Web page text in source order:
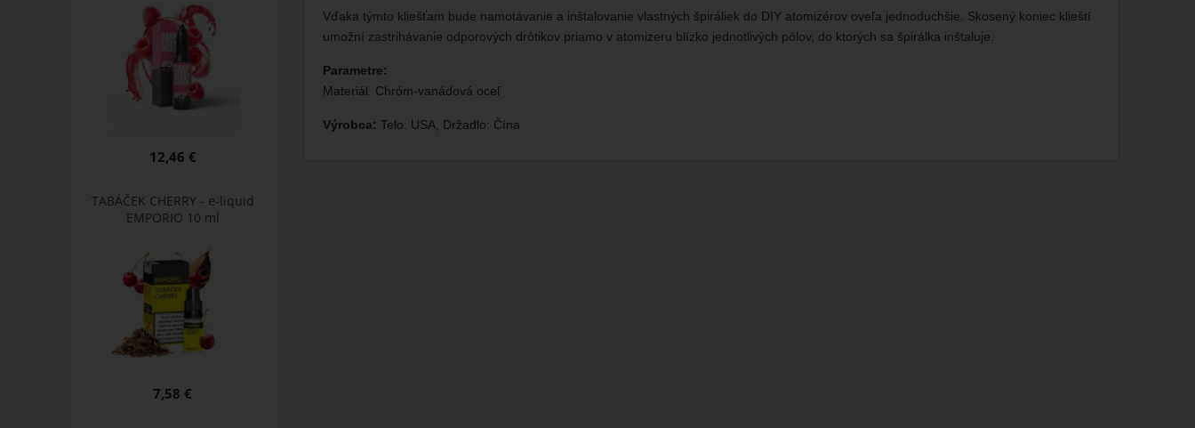
Vďaka týmto kliešťam bude namotávanie a inštalovanie vlastných špiráliek do DIY atomizérov oveľa jednoduchšie. Skosený koniec klieští
umožní zastrihávanie odporových drôtikov priamo v atomizeru blízko jednotlivých pólov, do ktorých sa špirálka inštaluje.
Parametre:
Materiál: Chróm-vanádová oceľ
Výrobca: Telo: USA, Držadlo: Čína
12,46 €
TABÁČEK CHERRY - e-liquid
EMPORIO 10 ml
7,58 €